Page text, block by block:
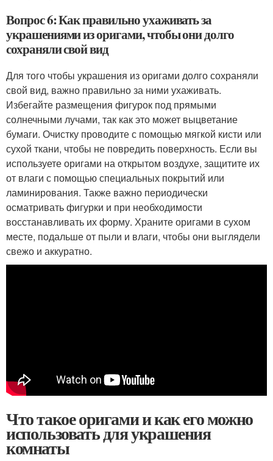
Вопрос 6: Как правильно ухаживать за
украшениями из оригами, чтобы они долго
сохраняли свой вид
Для того чтобы украшения из оригами долго сохраняли
свой вид, важно правильно за ними ухаживать.
Избегайте размещения фигурок под прямыми
солнечными лучами, так как это может выцветание
бумаги. Очистку проводите с помощью мягкой кисти или
сухой ткани, чтобы не повредить поверхность. Если вы
используете оригами на открытом воздухе, защитите их
от влаги с помощью специальных покрытий или
ламинирования. Также важно периодически
осматривать фигурки и при необходимости
восстанавливать их форму. Храните оригами в сухом
месте, подальше от пыли и влаги, чтобы они выглядели
свежо и аккуратно.
Что такое оригами и как его можно
использовать для украшения
комнаты